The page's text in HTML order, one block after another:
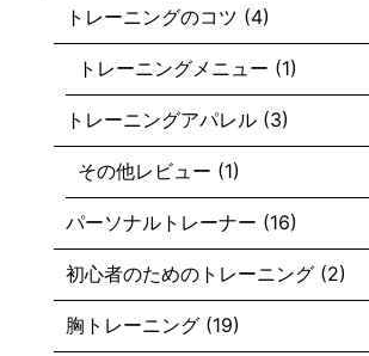
トレーニングのコツ (4)
トレーニングメニュー (1)
トレーニングアパレル (3)
その他レビュー (1)
パーソナルトレーナー (16)
初心者のためのトレーニング (2)
胸トレーニング (19)